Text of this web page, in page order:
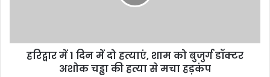
हरिद्वार में 1 दिन में दो हत्याएं, शाम को बुजुर्ग डॉक्टर
अशोक चड्ढा की हत्या से मचा हड़कंप